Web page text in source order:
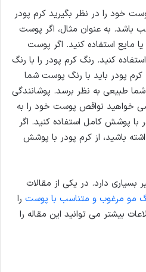
خود را در نظر بگیرید کرم پودر
باشد. به عنوان مثال، اگر پوست
مایع استفاده کنید. اگر پوست
کنید. رنگ کرم پودر را با رنگ
پودر باید با رنگ پوست شما
طبیعی به نظر برسد. پوشانندگی
می خواهید نواقص پوست خود را به
با پوشش کامل استفاده کنید. اگر
باشید، از کرم پودر با پوشش
بسیاری دارد. در یکی از مقالات
مو مرغوب و متناسب با پوست را
بیشتر می توانید این مقاله را